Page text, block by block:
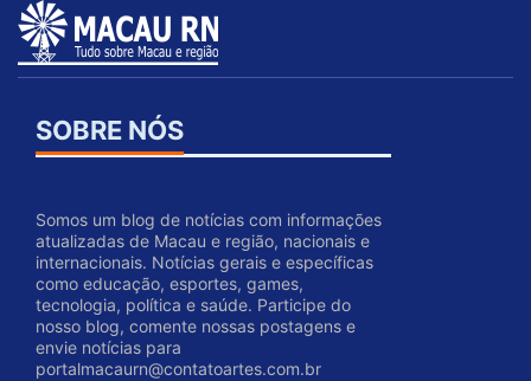
SOBRE NÓS
Somos um blog de notícias com informações
atualizadas de Macau e região, nacionais e
internacionais. Notícias gerais e específicas
como educação, esportes, games,
tecnologia, política e saúde. Participe do
nosso blog, comente nossas postagens e
envie notícias para
portalmacaurn@contatoartes.com.br